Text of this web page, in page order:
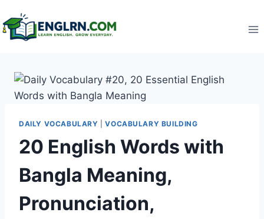
to
content
DAILY VOCABULARY |VOCABULARY BUILDING
20 English Words with
Bangla Meaning,
Pronunciation,